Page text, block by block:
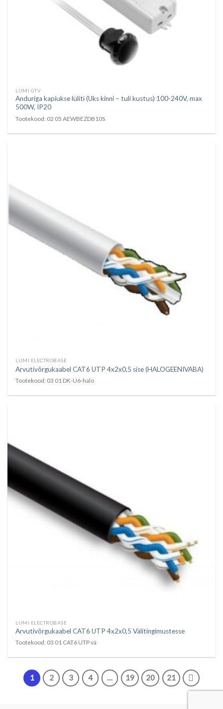
LUMI GTV
Anduriga kapiukse lüliti (Uks kinni – tuli kustus) 100-240V, max
500W, IP20
Tootekood: 02 05 AEWBEZDB10S
LUMI ELECTROBASE
Arvutivõrgukaabel CAT6 UTP 4x2x0,5 sise (HALOGEENIVABA)
Tootekood: 03 01 DK-U6-halo
LUMI ELECTROBASE
Arvutivõrgukaabel CAT6 UTP 4x2x0,5 Välitingimustesse
Tootekood: 03 01 CAT6 UTP vä
1 2 3 4 … 19 20 21